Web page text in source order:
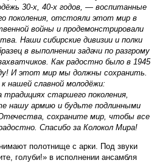
30-х, 40-х годов, — воспитанные
поколения, отстояли этот мир в
войны и продемонстрировали
Наши сибирские дивизии и полки
в выполнении задачи по разгрому
Как радостно было в 1945
И этот мир мы должны сохранить.
нашей славной молодёжи:
старшего поколения,
нашу армию и будьте подлинными
сохраните мир, чтобы все
Спасибо за Колокол Мира!
полотнище с арки. Под звуки
голуби!» в исполнении ансамбля